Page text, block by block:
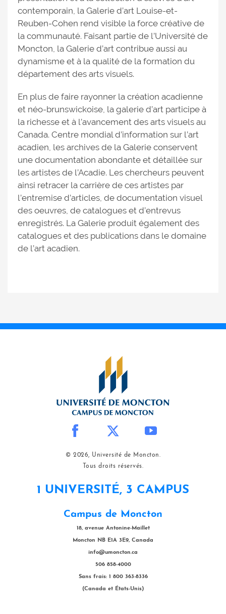
contemporain, la Galerie d’art Louise-et-
Reuben-Cohen rend visible la force créative de
la communauté. Faisant partie de l’Université de
Moncton, la Galerie d’art contribue aussi au
dynamisme et à la qualité de la formation du
département des arts visuels.
En plus de faire rayonner la création acadienne
et néo-brunswickoise, la galerie d’art participe à
la richesse et à l’avancement des arts visuels au
Canada. Centre mondial d’information sur l’art
acadien, les archives de la Galerie conservent
une documentation abondante et détaillée sur
les artistes de l’Acadie. Les chercheurs peuvent
ainsi retracer la carrière de ces artistes par
l’entremise d’articles, de documentation visuel
des oeuvres, de catalogues et d’entrevus
enregistrés. La Galerie produit également des
catalogues et des publications dans le domaine
de l’art acadien.
© 2026, Université de Moncton.
Tous droits réservés.
1 UNIVERSITÉ, 3 CAMPUS
Campus de Moncton
18, avenue Antonine-Maillet
Moncton NB E1A 3E9, Canada
info@umoncton.ca
506 858-4000
Sans frais: 1 800 363-8336
(Canada et États-Unis)